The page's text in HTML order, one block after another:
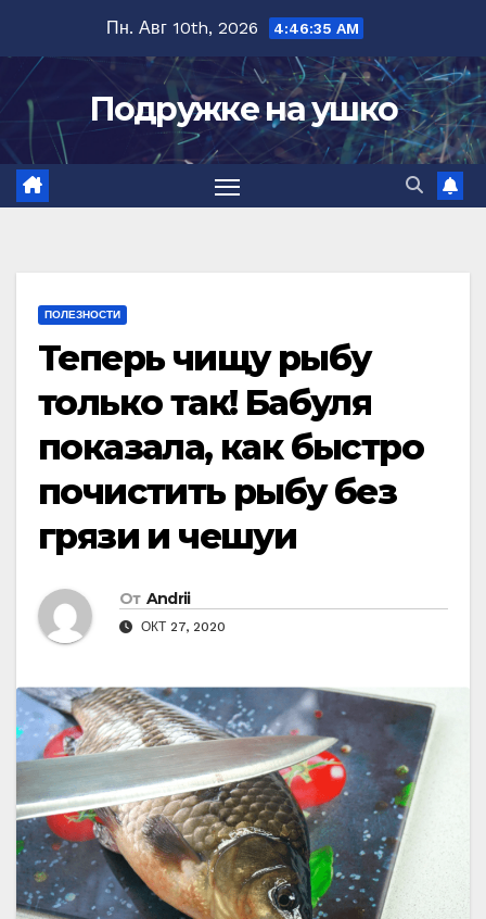
содержимому
Пн. Авг 10th, 2026 4:46:37 AM
Подружке на ушко
ПОЛЕЗНОСТИ
Теперь чищу рыбу
только так! Бабуля
показала, как быстро
почистить рыбу без
грязи и чешуи
От Andrii
ОКТ 27, 2020